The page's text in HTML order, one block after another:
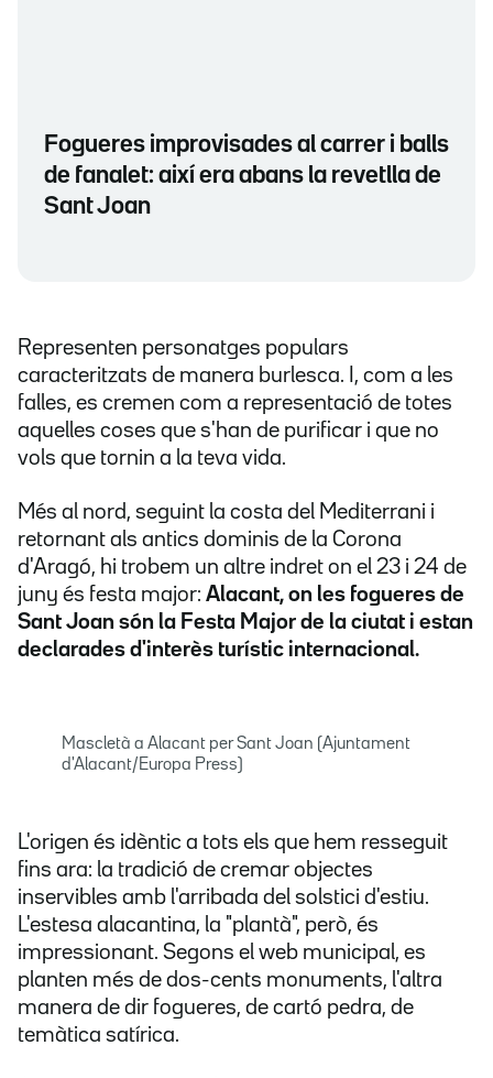
Fogueres improvisades al carrer i balls
de fanalet: així era abans la revetlla de
Sant Joan
Representen personatges populars
caracteritzats de manera burlesca. I, com a les
falles, es cremen com a representació de totes
aquelles coses que s'han de purificar i que no
vols que tornin a la teva vida.
Més al nord, seguint la costa del Mediterrani i
retornant als antics dominis de la Corona
d'Aragó, hi trobem un altre indret on el 23 i 24 de
juny és festa major: Alacant, on les fogueres de
Sant Joan són la Festa Major de la ciutat i estan
declarades d'interès turístic internacional.
Mascletà a Alacant per Sant Joan (Ajuntament
d'Alacant/Europa Press)
L'origen és idèntic a tots els que hem resseguit
fins ara: la tradició de cremar objectes
inservibles amb l'arribada del solstici d'estiu.
L'estesa alacantina, la "plantà", però, és
impressionant. Segons el web municipal, es
planten més de dos-cents monuments, l'altra
manera de dir fogueres, de cartó pedra, de
temàtica satírica.